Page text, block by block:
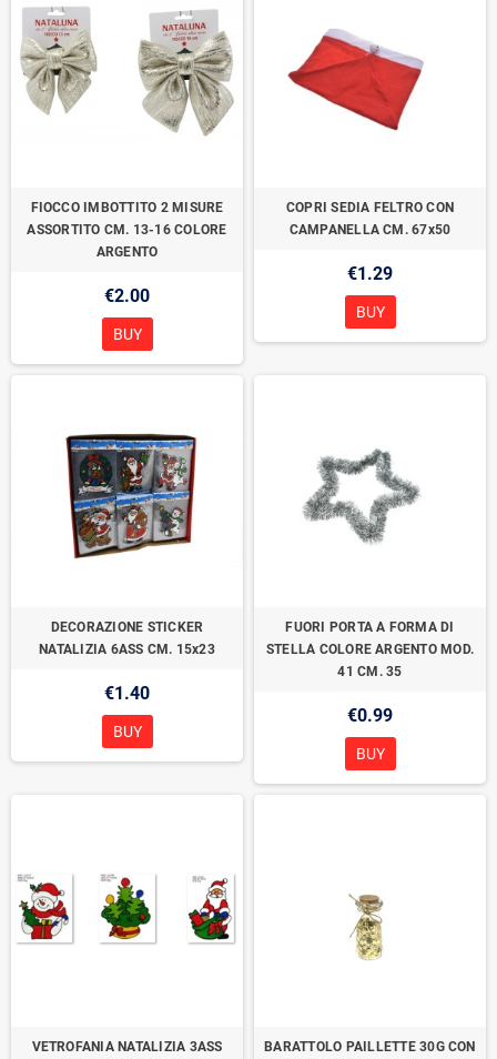
FIOCCO IMBOTTITO 2 MISURE
ASSORTITO CM. 13-16 COLORE
ARGENTO
€2.00
BUY
COPRI SEDIA FELTRO CON
CAMPANELLA CM. 67x50
€1.29
BUY
DECORAZIONE STICKER
NATALIZIA 6ASS CM. 15x23
€1.40
BUY
FUORI PORTA A FORMA DI
STELLA COLORE ARGENTO MOD.
41 CM. 35
€0.99
BUY
VETROFANIA NATALIZIA 3ASS
BARATTOLO PAILLETTE 30G CON